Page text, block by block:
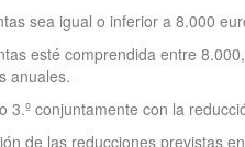
sea igual o inferior a 8.000
esté comprendida entre
anuales.
3.º conjuntamente con la
de las reducciones previstas